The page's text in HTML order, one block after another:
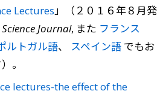
Lectures」（２０１６年８月発
Journal, また フランス
ルトガル語、 スペイン語 でもお
。
lectures-the effect of the